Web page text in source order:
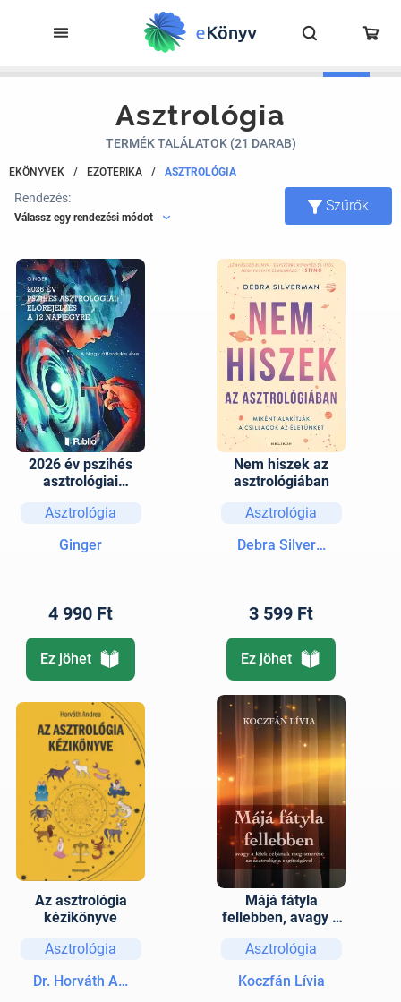
Asztrológia
TERMÉK TALÁLATOK (21 DARAB)
EKÖNYVEK / EZOTERIKA / ASZTROLÓGIA
Rendezés:
Válassz egy rendezési módot
Szűrők
2026 év pszihés
asztrológiai
Napjegyre
Asztrológia
Ginger
4 990 Ft
Ez jöhet
Nem hiszek az
asztrológiában
Asztrológia
Debra Silverman
3 599 Ft
Ez jöhet
Az asztrológia
kézikönyve
Asztrológia
Dr. Horváth Andrea
Májá fátyla
fellebben, avagy a
megismerése az
segítségével
Asztrológia
Koczfán Lívia